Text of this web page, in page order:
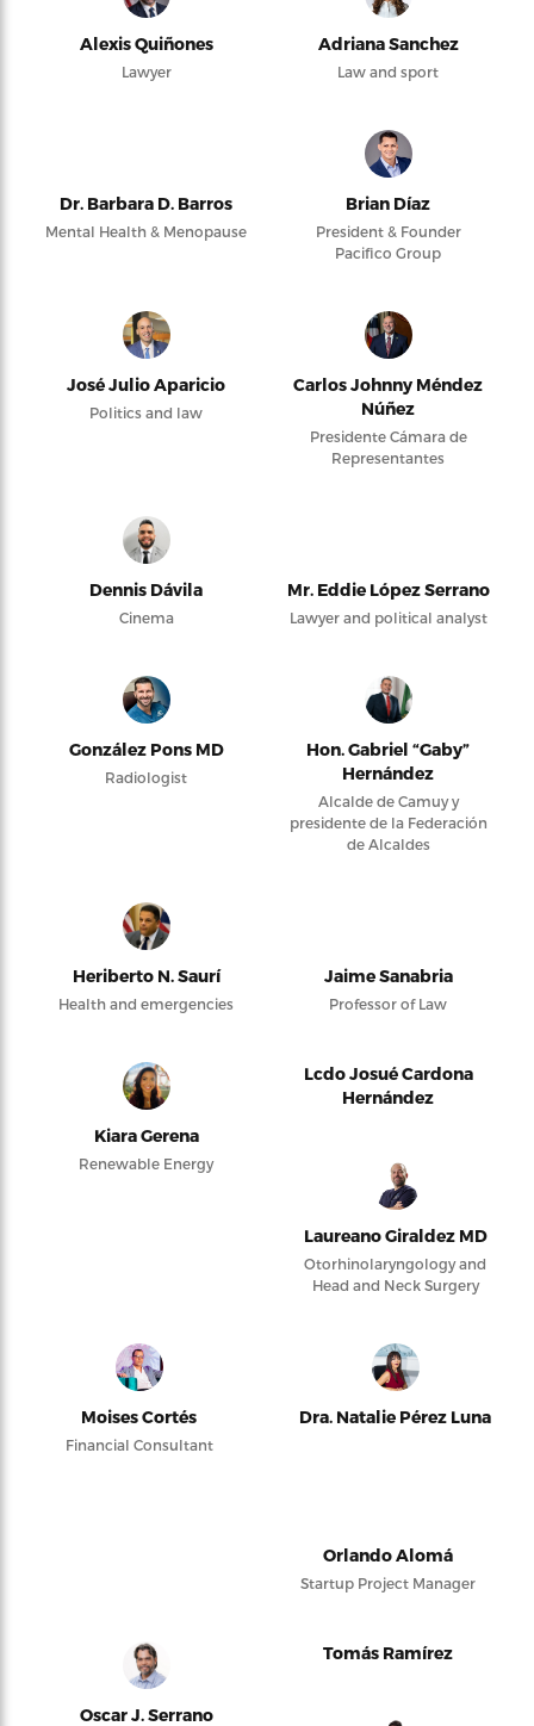
Alexis Quiñones
Lawyer
Adriana Sanchez
Law and sport
Dr. Barbara D. Barros
Mental Health & Menopause
Brian Díaz
President & Founder
Pacifico Group
José Julio Aparicio
Politics and law
Carlos Johnny Méndez
Núñez
Presidente Cámara de
Representantes
Dennis Dávila
Cinema
Mr. Eddie López Serrano
Lawyer and political analyst
González Pons MD
Radiologist
Hon. Gabriel “Gaby”
Hernández
Alcalde de Camuy y
presidente de la Federación
de Alcaldes
Heriberto N. Saurí
Health and emergencies
Jaime Sanabria
Professor of Law
Kiara Gerena
Renewable Energy
Lcdo Josué Cardona
Hernández
Laureano Giraldez MD
Otorhinolaryngology and
Head and Neck Surgery
Moises Cortés
Financial Consultant
Dra. Natalie Pérez Luna
Orlando Alomá
Startup Project Manager
Oscar J. Serrano
Tomás Ramírez